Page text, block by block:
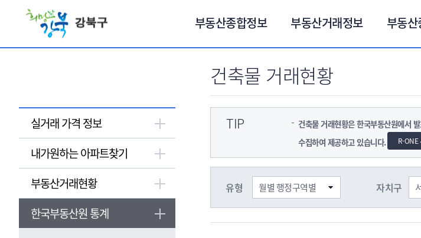
부동산종합정보 부동산거래정보 부동
실거래 가격 정보
내가원하는 아파트찾기
부동산거래현황
한국부동산원 통계
건축물 거래현황
TIP 건축물 거래현황은 한국부동산원에서
수집하여 제공하고 있습니다.
R-ONE
유형 자치구